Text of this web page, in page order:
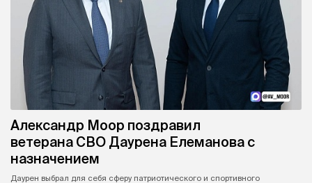
Александр Моор поздравил
ветерана СВО Даурена Елеманова с
назначением
Даурен выбрал для себя сферу патриотического и спортивного